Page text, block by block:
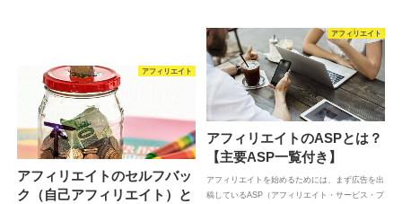
アフィリエイト
アフィリエイトのASPとは？
【主要ASP一覧付き】
アフィリエイトを始めるためには、まず広告を出
稿しているASP（アフィリエイト・サービス・プ
アフィリエイト
アフィリエイトのセルフバッ
ク（自己アフィリエイト）と